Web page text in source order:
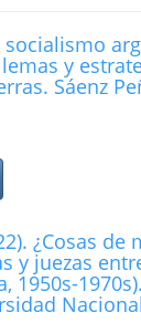
socialismo
y
Sáenz
¿Cosas de
y juezas
1950s-